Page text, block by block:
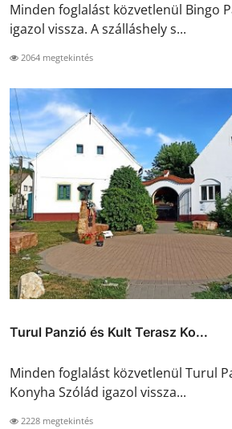
Minden foglalást közvetlenül Bingo
igazol vissza. A szálláshely s...
2064 megtekintés
Turul Panzió és Kult Terasz Ko...
Minden foglalást közvetlenül Turul
Konyha Szólád igazol vissza...
2228 megtekintés